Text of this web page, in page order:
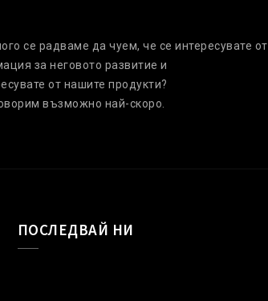
се радваме да чуем, че се интересувате от
за неговото развитие и
от нашите продукти?
възможно най-скоро.
ПОСЛЕДВАЙ НИ